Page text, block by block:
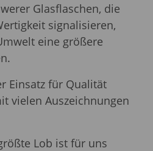
Glasflaschen, die
signalisieren,
eine größere
Einsatz für Qualität
vielen Auszeichnungen
Lob ist für uns